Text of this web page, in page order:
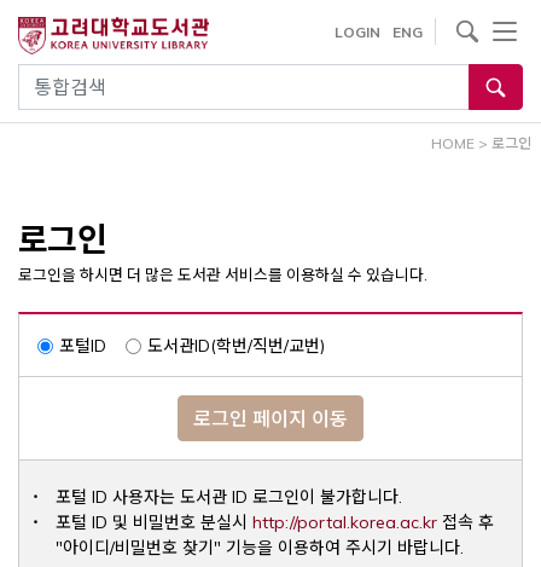
건
통합검색
LOGIN ENG
사이트내 검색
HOME > 로그인
로그인
로그인을 하시면 더 많은 도서관 서비스를 이용하실 수 있습니다.
포털ID 도서관ID(학번/직번/교번)
로그인 페이지 이동
포털 ID 사용자는 도서관 ID 로그인이 불가합니다.
포털 ID 및 비밀번호 분실시 http://portal.korea.ac.krOpens a
접속 후
"아이디/비밀번호 찾기" 기능을 이용하여 주시기 바랍니다.